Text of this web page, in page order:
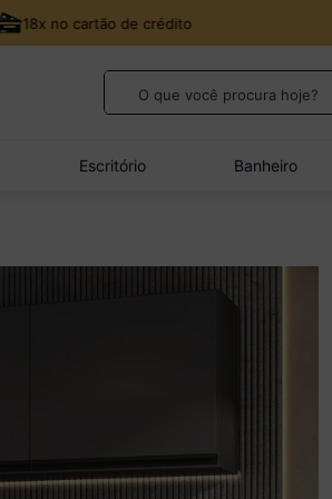
18x no cartão de crédito
O que você procura hoje?
Escritório Banheiro